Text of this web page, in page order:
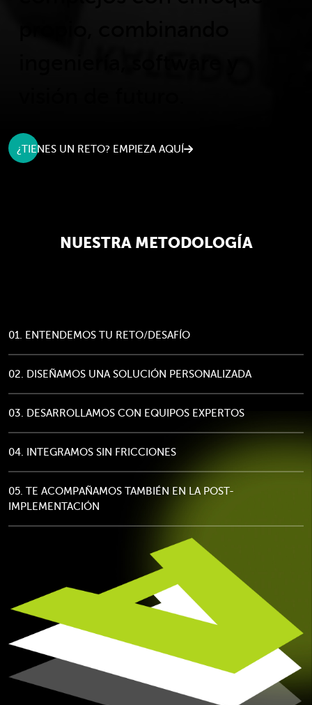
¿TIENES UN RETO? EMPIEZA AQUÍ
NUESTRA METODOLOGÍA
01. ENTENDEMOS TU RETO/DESAFÍO
02. DISEÑAMOS UNA SOLUCIÓN PERSONALIZADA
03. DESARROLLAMOS CON EQUIPOS EXPERTOS
04. INTEGRAMOS SIN FRICCIONES
05. TE ACOMPAÑAMOS TAMBIÉN EN LA POST-
IMPLEMENTACIÓN